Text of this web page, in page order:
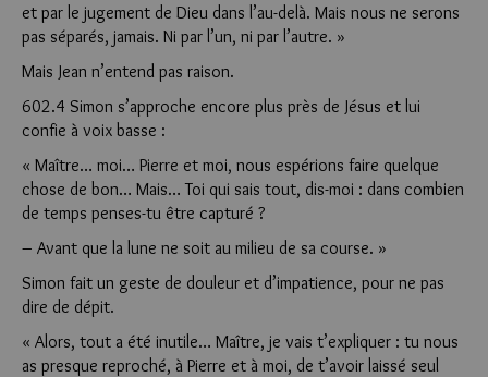
et par le jugement de Dieu dans l’au-delà. Mais nous ne serons
pas séparés, jamais. Ni par l’un, ni par l’autre. »
Mais Jean n’entend pas raison.
602.4 Simon s’approche encore plus près de Jésus et lui
confie à voix basse :
« Maître… moi… Pierre et moi, nous espérions faire quelque
chose de bon… Mais… Toi qui sais tout, dis-moi : dans combien
de temps penses-tu être capturé ?
– Avant que la lune ne soit au milieu de sa course. »
Simon fait un geste de douleur et d’impatience, pour ne pas
dire de dépit.
« Alors, tout a été inutile… Maître, je vais t’expliquer : tu nous
as presque reproché, à Pierre et à moi, de t’avoir laissé seul